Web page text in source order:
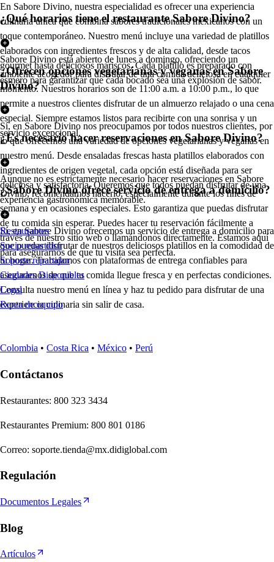
En Sabore Divino, nuestra especialidad es ofrecer una experiencia
culinaria única que combina sabores tradicionales mexicanos con un
toque contemporáneo. Nuestro menú incluye una variedad de platillos
elaborados con ingredientes frescos y de alta calidad, desde tacos
gourmet hasta deliciosos mariscos. Cada platillo es preparado con
esmero para garantizar que cada bocado sea una explosión de sabor.
¿Qué horarios tiene el restaurante Sabore Divino?
Sabore Divino está abierto de lunes a domingo, ofreciendo un
ambiente acogedor para disfrutar de una comida deliciosa en cualquier
momento. Nuestros horarios son de 11:00 a.m. a 10:00 p.m., lo que
permite a nuestros clientes disfrutar de un almuerzo relajado o una cena
especial. Siempre estamos listos para recibirte con una sonrisa y un
servicio excepcional.
¿Ofrecen opciones vegetarianas y veganas en Sabore
Divino?
Sí, en Sabore Divino nos preocupamos por todos nuestros clientes, por
lo que ofrecemos una variedad de opciones vegetarianas y veganas en
nuestro menú. Desde ensaladas frescas hasta platillos elaborados con
ingredientes de origen vegetal, cada opción está diseñada para ser
deliciosa y satisfactoria. Queremos que todos puedan disfrutar de una
experiencia gastronómica memorable.
¿Es necesario hacer reservaciones en Sabore Divino?
Aunque no es estrictamente necesario hacer reservaciones en Sabore
Divino, recomendamos hacerlo, especialmente durante los fines de
semana y en ocasiones especiales. Esto garantiza que puedas disfrutar
de tu comida sin esperar. Puedes hacer tu reservación fácilmente a
través de nuestro sitio web o llamándonos directamente. Estamos aquí
para asegurarnos de que tu visita sea perfecta.
¿Sabore Divino ofrece servicio de entrega a domicilio?
Sí, en Sabore Divino ofrecemos un servicio de entrega a domicilio para
que puedas disfrutar de nuestros deliciosos platillos en la comodidad de
tu hogar. Trabajamos con plataformas de entrega confiables para
asegurarnos de que tu comida llegue fresca y en perfectas condiciones.
Consulta nuestro menú en línea y haz tu pedido para disfrutar de una
experiencia culinaria sin salir de casa.
Restaurantes
Socio repartidor
Soporte repartidor
Ciudades Disponibles
Legal
Renta de equipo
Colombia • Costa Rica • México • Perú
Contáctanos
Restaurantes: 800 323 3434
Restaurantes Premium: 800 801 0186
Correo: soporte.tienda@mx.didiglobal.com
Regulación
Documentos Legales
Blog
Artículos